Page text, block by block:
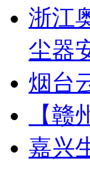
浙江
尘器
烟台
【
嘉兴